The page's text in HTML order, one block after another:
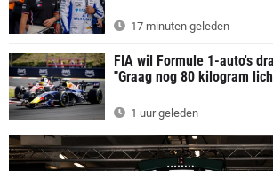
17 minuten geleden
FIA wil Formule 1-auto's
"Graag nog 80 kilogram
1 uur geleden